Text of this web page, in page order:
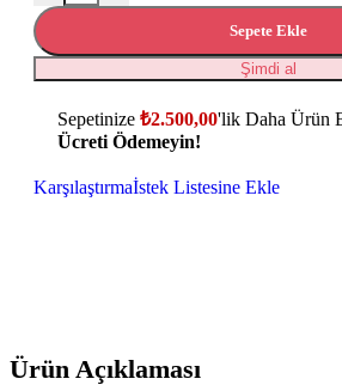
Sepete Ekle
Şimdi al
Sepetinize ₺2.500,00'lik Daha Ürün
Ücreti Ödemeyin!
Karşılaştırmaİstek Listesine Ekle
Ürün Açıklaması